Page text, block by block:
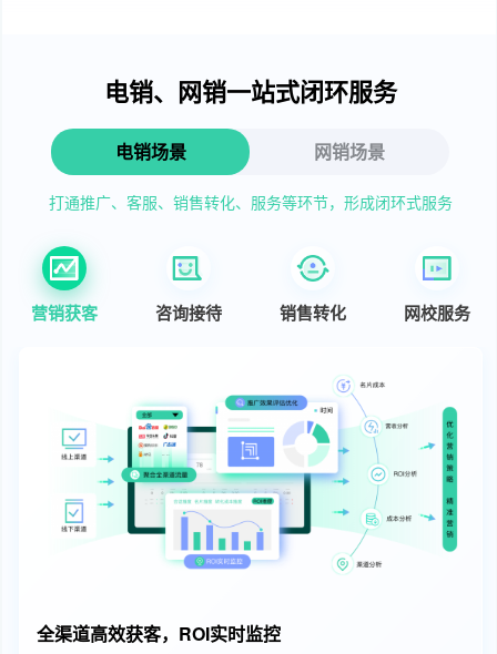
电销、网销一站式闭环服务
电销场景 网销场景
打通推广、客服、销售转化、服务等环节，形成闭环式服务
营销获客 咨询接待 销售转化 网校服务
全渠道高效获客，ROI实时监控